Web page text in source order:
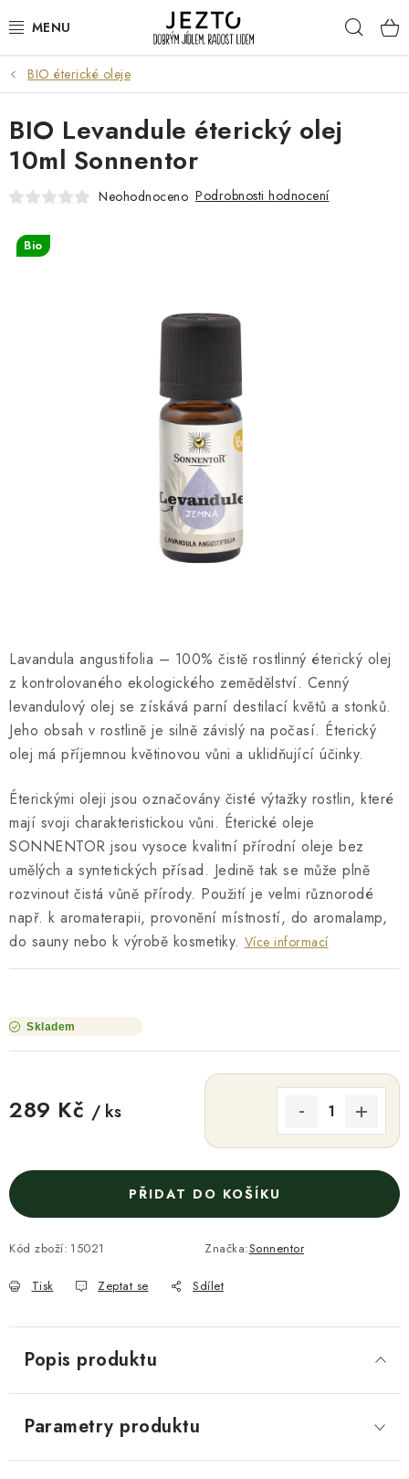
na
DÁRKOVÉ SADY
TRVANLIVÉ
DROGERIE A KOSMETIKA
RELAX A REGENERACE
FIREMNÍ DÁRKY
BIO éterické oleje
Lavandula angustifolia – 100% čistě rostlinný éterický olej
z kontrolovaného ekologického zemědělství. Cenný
levandulový olej se získává parní destilací květů a stonků.
Jeho obsah v rostlině je silně závislý na počasí. Éterický
olej má příjemnou květinovou vůni a uklidňující účinky.
Éterickými oleji jsou označovány čisté výtažky rostlin, které
mají svoji charakteristickou vůni. Éterické oleje
SONNENTOR jsou vysoce kvalitní přírodní oleje bez
umělých a syntetických přísad. Jedině tak se může plně
rozvinout čistá vůně přírody. Použití je velmi různorodé
např. k aromaterapii, provonění místností, do aromalamp,
do sauny nebo k výrobě kosmetiky. Více informací
Skladem
289 Kč / ks
PŘIDAT DO KOŠÍKU
Kód zboží: 15021 Značka:Sonnentor
Tisk Zeptat se Sdílet
BIO Levandule éterický olej
10ml Sonnentor
Neohodnoceno Podrobnosti hodnocení
Bio
Popis produktu
Parametry produktu